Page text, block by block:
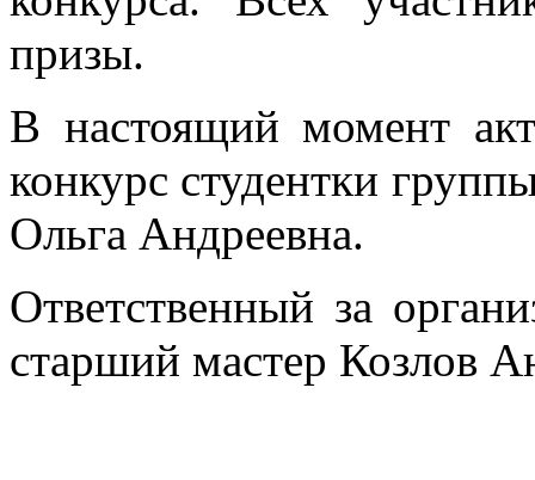
призы.
В настоящий момент
конкурс студентки
Ольга Андреевна.
Ответственный за
старший мастер Козлов